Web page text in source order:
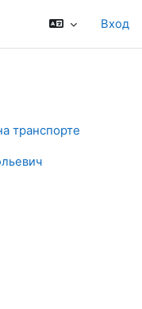
Вход
транспорте